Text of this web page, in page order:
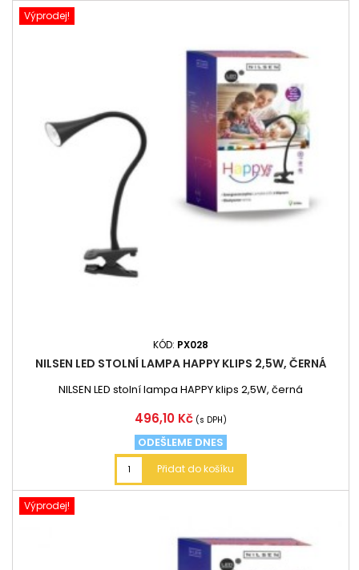
Výprodej!
KÓD: PX028
NILSEN LED STOLNÍ LAMPA HAPPY KLIPS 2,5W, ČERNÁ
NILSEN LED stolní lampa HAPPY klips 2,5W, černá
Cena
496,10 Kč (s DPH)
ODEŠLEME DNES
Přidat do košíku
Výprodej!